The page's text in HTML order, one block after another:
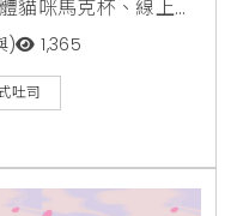
貓咪馬克杯、線上限
法式吐司。
) 1,365
吐司